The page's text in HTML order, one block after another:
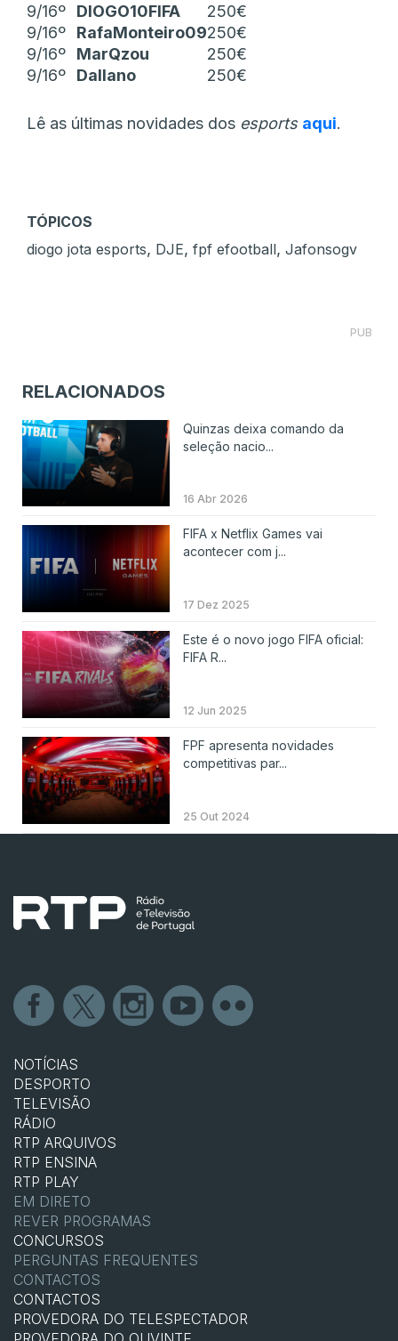
9/16º
DIOGO10FIFA
250€
9/16º
RafaMonteiro09250€
9/16º
MarQzou
250€
9/16º
Dallano 250€
Lê as últimas novidades dos esports aqui.
TÓPICOS
diogo jota esports, DJE, fpf efootball, Jafonsogv
PUB
RELACIONADOS
Quinzas deixa comando da
seleção nacio...
16 Abr 2026
FIFA x Netflix Games vai
acontecer com j...
17 Dez 2025
Este é o novo jogo FIFA oficial:
FIFA R...
12 Jun 2025
FPF apresenta novidades
competitivas par...
25 Out 2024
NOTÍCIAS
DESPORTO
TELEVISÃO
RÁDIO
RTP ARQUIVOS
RTP ENSINA
RTP PLAY
EM DIRETO
REVER PROGRAMAS
CONCURSOS
PERGUNTAS FREQUENTES
CONTACTOS
CONTACTOS
PROVEDORA DO TELESPECTADOR